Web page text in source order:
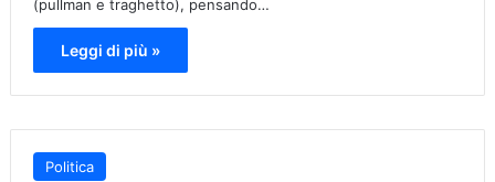
(pullman e traghetto), pensando…
Leggi di più »
Politica